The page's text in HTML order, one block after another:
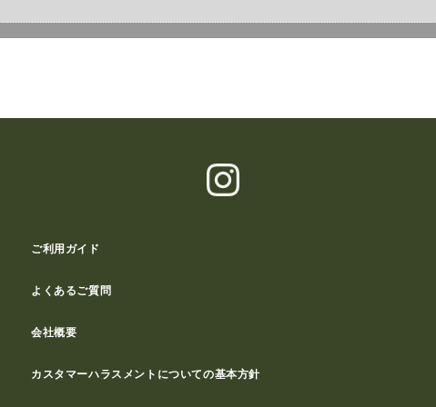
ご利用ガイド
よくあるご質問
会社概要
カスタマーハラスメントについての基本方針